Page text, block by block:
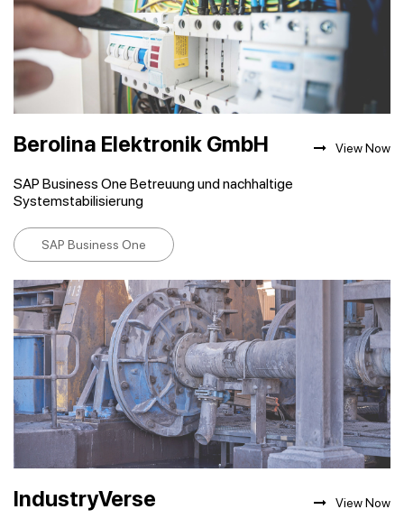
Berolina Elektronik GmbH
SAP Business One Betreuung und nachhaltige
Systemstabilisierung
View Now
SAP Business One
IndustryVerse View Now